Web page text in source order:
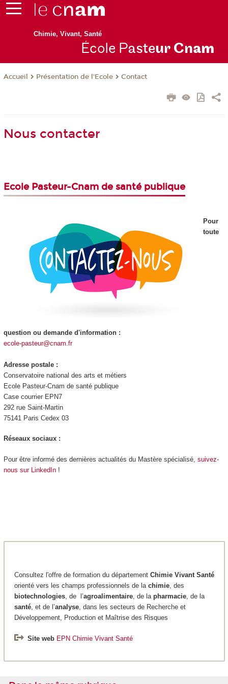
Chimie, Vivant, Santé
École Pasteur Cnam
Accueil Présentation de l'Ecole Contact
Nous contacter
Ecole Pasteur-Cnam de santé publique
Pour
toute
question ou demande d'information :
ecole-pasteur@cnam.fr
Adresse postale :
Conservatoire national des arts et métiers
Ecole Pasteur-Cnam de santé publique
Case courrier EPN7
292 rue Saint-Martin
75141 Paris Cedex 03
Réseaux sociaux :
Pour être informé des dernières actualités du Mastère spécialisé, suivez-
nous sur LinkedIn!
Consultez l'offre de formation du départementChimie Vivant Santé
orienté vers les champs professionnels de la chimie, des
biotechnologies, de l’agroalimentaire, de la pharmacie, de la
santé, et de l’analyse, dans les secteurs de Recherche et
Développement, Production et Maîtrise des Risques
Site web EPN Chimie Vivant Santé